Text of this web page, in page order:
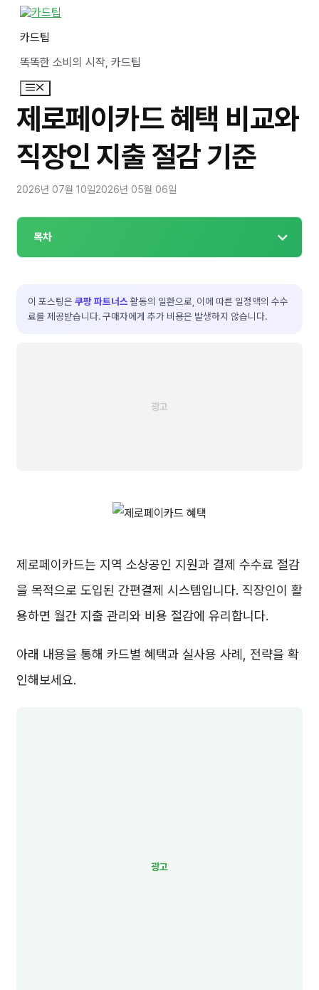
카드팁
똑똑한 소비의 시작, 카드팁
메
뉴
제로페이카드 혜택 비교와
직장인 지출 절감 기준
2026년 07월 10일2026년 05월 06일
목차
이 포스팅은 쿠팡 파트너스 활동의 일환으로, 이에 따른 일정액의 수수
료를 제공받습니다. 구매자에게 추가 비용은 발생하지 않습니다.
제로페이카드는 지역 소상공인 지원과 결제 수수료 절감
을 목적으로 도입된 간편결제 시스템입니다. 직장인이 활
용하면 월간 지출 관리와 비용 절감에 유리합니다.
아래 내용을 통해 카드별 혜택과 실사용 사례, 전략을 확
인해보세요.